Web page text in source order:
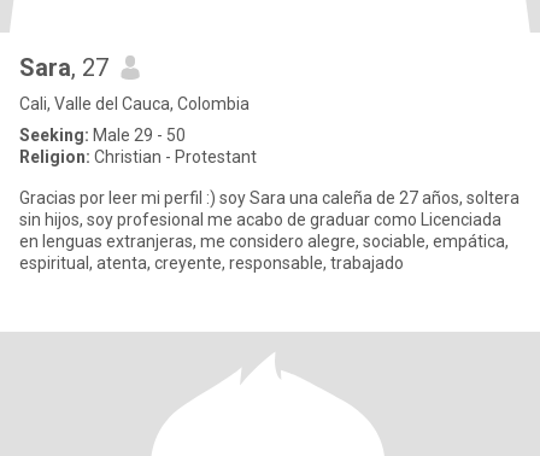
Sara, 27
Cali, Valle del Cauca, Colombia
Seeking: Male 29 - 50
Religion: Christian - Protestant
Gracias por leer mi perfil :) soy Sara una caleña de 27 años, soltera
sin hijos, soy profesional me acabo de graduar como Licenciada
en lenguas extranjeras, me considero alegre, sociable, empática,
espiritual, atenta, creyente, responsable, trabajado